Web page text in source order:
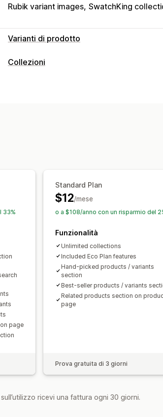
Rubik variant images SwatchKing
Varianti di prodotto
Personalizzazione
Collezioni
33%
page
Standard Plan
$12/mese
o a $108/anno con un risparmio del
Funzionalità
Unlimited collections
Included Eco Plan features
Hand-picked products / variants
section
Best-seller products / variants
Related products section on
page
Prova gratuita di 3 giorni
ricevi una fattura ogni 30 giorni.